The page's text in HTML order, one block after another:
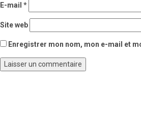
E-mail *
Site web
Enregistrer mon nom, mon e-mail et